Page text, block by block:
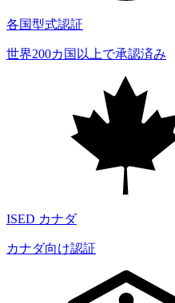
各国型式認証
世界200カ国以上で承認済み
ISED カナダ
カナダ向け認証